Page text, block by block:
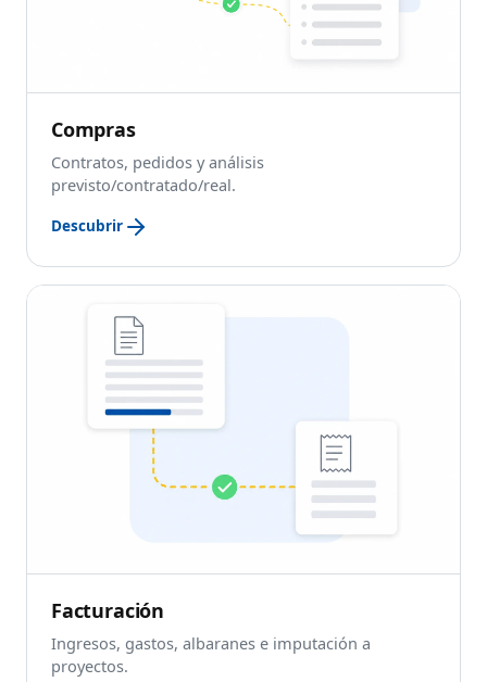
Compras
Contratos, pedidos y análisis
previsto/contratado/real.
Descubrir
Facturación
Ingresos, gastos, albaranes e imputación a
proyectos.